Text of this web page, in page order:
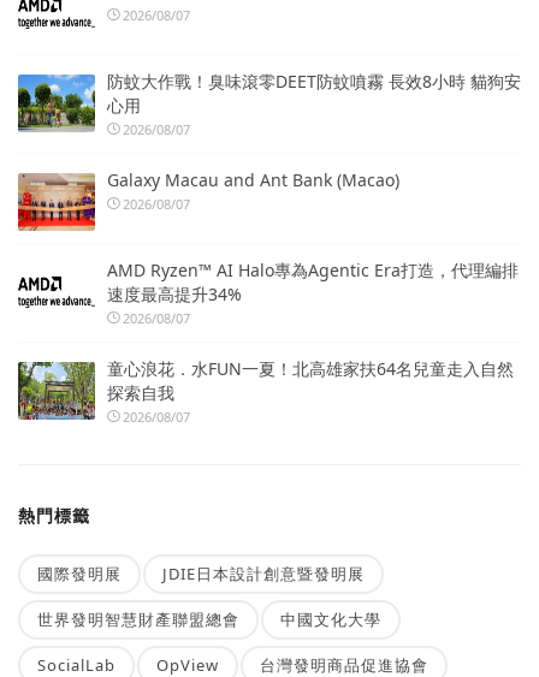
2026/08/07
防蚊大作戰！臭味滾零DEET防蚊噴霧 長效8小時 貓狗安
心用
2026/08/07
Galaxy Macau and Ant Bank (Macao)
2026/08/07
AMD Ryzen™ AI Halo專為Agentic Era打造，代理編排
速度最高提升34%
2026/08/07
童心浪花．水FUN一夏！北高雄家扶64名兒童走入自然
探索自我
2026/08/07
熱門標籤
國際發明展 JDIE日本設計創意暨發明展
世界發明智慧財產聯盟總會 中國文化大學
SocialLab OpView 台灣發明商品促進協會